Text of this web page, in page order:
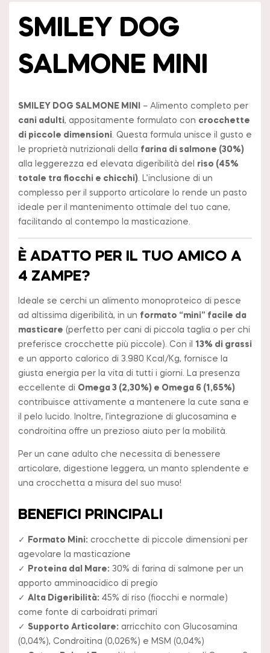
SMILEY DOG
SALMONE MINI
SMILEY DOG SALMONE MINI
– Alimento completo per
cani adulti, appositamente formulato con crocchette
di piccole dimensioni . Questa formula unisce il gusto e
le proprietà nutrizionali della farina di salmone (30%)
alla leggerezza ed elevata digeribilità del riso (45%
totale tra fiocchi e chicchi) . L’inclusione di un
complesso per il supporto articolare lo rende un pasto
ideale per il mantenimento ottimale del tuo cane,
facilitando al contempo la masticazione.
È ADATTO PER IL TUO AMICO A
4 ZAMPE?
Ideale se cerchi un alimento monoproteico di pesce
ad altissima digeribilità, in un formato “mini” facile da
masticare (perfetto per cani di piccola taglia o per chi
preferisce crocchette più piccole). Con il 13% di grassi
e un apporto calorico di 3.980 Kcal/Kg, fornisce la
giusta energia per la vita di tutti i giorni. La presenza
eccellente di Omega 3 (2,30%) e Omega 6 (1,65%)
contribuisce attivamente a mantenere la cute sana e
il pelo lucido. Inoltre, l’integrazione di glucosamina e
condroitina offre un prezioso aiuto per la mobilità.
Per un cane adulto che necessita di benessere
articolare, digestione leggera, un manto splendente e
una crocchetta a misura del suo muso!
BENEFICI PRINCIPALI
✓ Formato Mini: crocchette di piccole dimensioni per
agevolare la masticazione
✓
Proteina dal Mare: 30% di farina di salmone per un
apporto amminoacidico di pregio
✓ Alta Digeribilità: 45% di riso (fiocchi e normale)
come fonte di carboidrati primari
✓ Supporto Articolare: arricchito con Glucosamina
(0,04%), Condroitina (0,026%) e MSM (0,04%)